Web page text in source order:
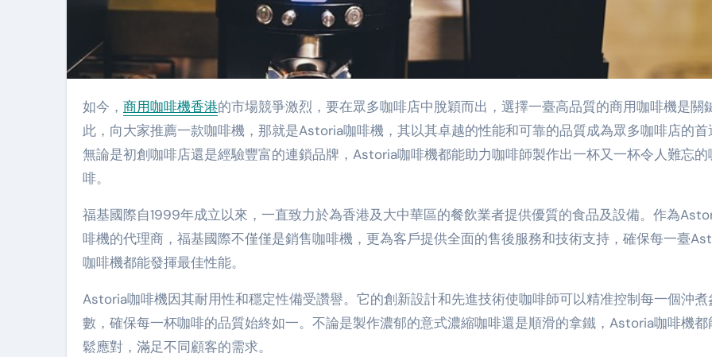
如今， 商用咖啡機香港的市場競爭激烈，要在眾多咖啡店中脫穎而出，選擇一臺高品質的商用咖啡機是關
此，向大家推薦一款咖啡機，那就是Astoria咖啡機，其以其卓越的性能和可靠的品質成為眾多咖啡店的首
無論是初創咖啡店還是經驗豐富的連鎖品牌，Astoria咖啡機都能助力咖啡師製作出一杯又一杯令人難忘的
啡。
福基國際自1999年成立以來，一直致力於為香港及大中華區的餐飲業者提供優質的食品及設備。作為
啡機的代理商，福基國際不僅僅是銷售咖啡機，更為客戶提供全面的售後服務和技術支持，確保每一臺
咖啡機都能發揮最佳性能。
Astoria咖啡機因其耐用性和穩定性備受讚譽。它的創新設計和先進技術使咖啡師可以精准控制每一個沖煮
數，確保每一杯咖啡的品質始終如一。不論是製作濃郁的意式濃縮咖啡還是順滑的拿鐵，Astoria咖啡機都
鬆應對，滿足不同顧客的需求。